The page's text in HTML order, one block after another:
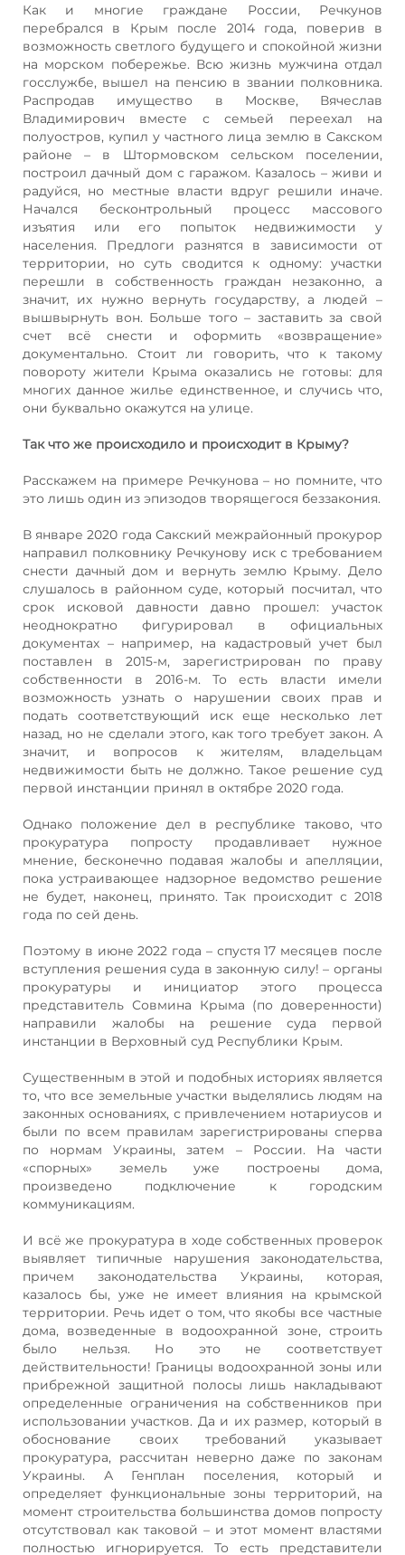
Как и многие граждане России, Речкунов
перебрался в Крым после 2014 года, поверив в
возможность светлого будущего и спокойной жизни
на морском побережье. Всю жизнь мужчина отдал
госслужбе, вышел на пенсию в звании полковника.
Распродав имущество в Москве, Вячеслав
Владимирович вместе с семьей переехал на
полуостров, купил у частного лица землю в Сакском
районе – в Штормовском сельском поселении,
построил дачный дом с гаражом. Казалось – живи и
радуйся, но местные власти вдруг решили иначе.
Начался бесконтрольный процесс массового
изъятия или его попыток недвижимости у
населения. Предлоги разнятся в зависимости от
территории, но суть сводится к одному: участки
перешли в собственность граждан незаконно, а
значит, их нужно вернуть государству, а людей –
вышвырнуть вон. Больше того – заставить за свой
счет всё снести и оформить «возвращение»
документально. Стоит ли говорить, что к такому
повороту жители Крыма оказались не готовы: для
многих данное жилье единственное, и случись что,
они буквально окажутся на улице.
Так что же происходило и происходит в Крыму?
Расскажем на примере Речкунова – но помните, что
это лишь один из эпизодов творящегося беззакония.
В январе 2020 года Сакский межрайонный прокурор
направил полковнику Речкунову иск с требованием
снести дачный дом и вернуть землю Крыму. Дело
слушалось в районном суде, который посчитал, что
срок исковой давности давно прошел: участок
неоднократно фигурировал в официальных
документах – например, на кадастровый учет был
поставлен в 2015-м, зарегистрирован по праву
собственности в 2016-м. То есть власти имели
возможность узнать о нарушении своих прав и
подать соответствующий иск еще несколько лет
назад, но не сделали этого, как того требует закон. А
значит, и вопросов к жителям, владельцам
недвижимости быть не должно. Такое решение суд
первой инстанции принял в октябре 2020 года.
Однако положение дел в республике таково, что
прокуратура попросту продавливает нужное
мнение, бесконечно подавая жалобы и апелляции,
пока устраивающее надзорное ведомство решение
не будет, наконец, принято. Так происходит с 2018
года по сей день.
Поэтому в июне 2022 года – спустя 17 месяцев после
вступления решения суда в законную силу! – органы
прокуратуры и инициатор этого процесса
представитель Совмина Крыма (по доверенности)
направили жалобы на решение суда первой
инстанции в Верховный суд Республики Крым.
Существенным в этой и подобных историях является
то, что все земельные участки выделялись людям на
законных основаниях, с привлечением нотариусов и
были по всем правилам зарегистрированы сперва
по нормам Украины, затем – России. На части
«спорных» земель уже построены дома,
произведено подключение к городским
коммуникациям.
И всё же прокуратура в ходе собственных проверок
выявляет типичные нарушения законодательства,
причем законодательства Украины, которая,
казалось бы, уже не имеет влияния на крымской
территории. Речь идет о том, что якобы все частные
дома, возведенные в водоохранной зоне, строить
было нельзя. Но это не соответствует
действительности! Границы водоохранной зоны или
прибрежной защитной полосы лишь накладывают
определенные ограничения на собственников при
использовании участков. Да и их размер, который в
обоснование своих требований указывает
прокуратура, рассчитан неверно даже по законам
Украины. А Генплан поселения, который и
определяет функциональные зоны территорий, на
момент строительства большинства домов попросту
отсутствовал как таковой – и этот момент властями
полностью игнорируется. То есть представители